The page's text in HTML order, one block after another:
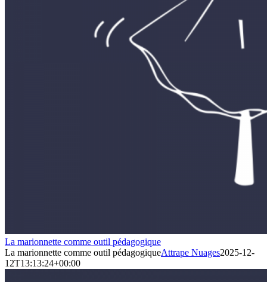
La marionnette comme outil pédagogique
La marionnette comme outil pédagogiqueAttrape Nuages2025-12-
12T13:13:24+00:00